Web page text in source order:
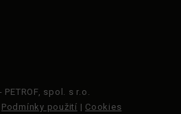
spol. s r.o.
Podmínky použití | Cookies